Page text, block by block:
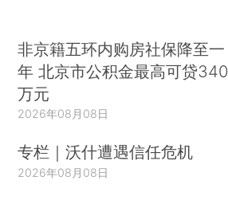
非京籍五环内购房社保降至一
年 北京市公积金最高可贷340
万元
2026年08月08日
专栏｜沃什遭遇信任危机
2026年08月08日